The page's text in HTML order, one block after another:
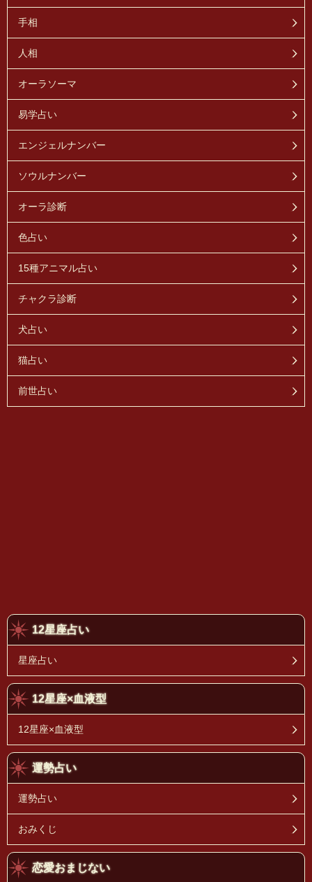
手相
人相
オーラソーマ
易学占い
エンジェルナンバー
ソウルナンバー
オーラ診断
色占い
15種アニマル占い
チャクラ診断
犬占い
猫占い
前世占い
12星座占い
星座占い
12星座×血液型
12星座×血液型
運勢占い
運勢占い
おみくじ
恋愛おまじない